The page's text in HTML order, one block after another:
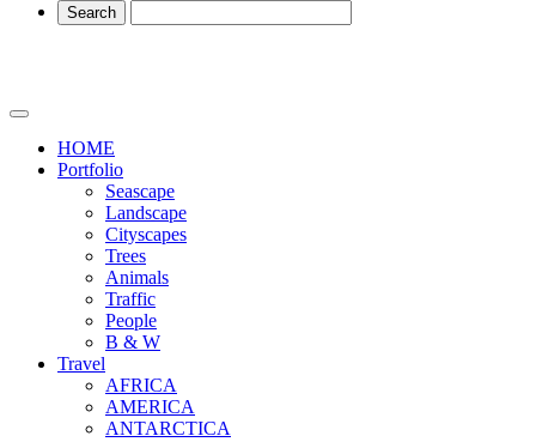
HOME
Portfolio
Seascape
Landscape
Cityscapes
Trees
Animals
Traffic
People
B & W
Travel
AFRICA
AMERICA
ANTARCTICA